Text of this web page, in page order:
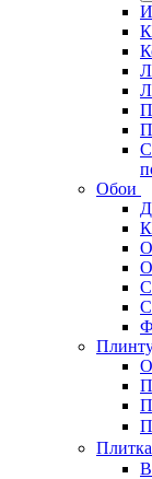
Обои
Плитка